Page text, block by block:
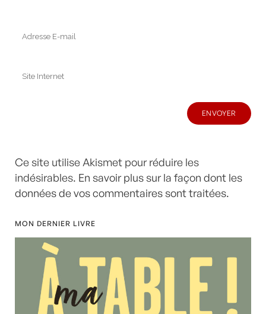
Ce site utilise Akismet pour réduire les
indésirables. En savoir plus sur la façon dont les
données de vos commentaires sont traitées.
MON DERNIER LIVRE